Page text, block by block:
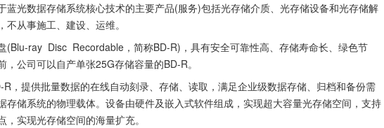
蓝光数据存储系统核心技术的主要产品(服务)包括光存储介质、光存储设备和光存储解
从事施工、建设、运维。
(Blu-ray  Disc  Recordable，简称BD-R)，具有安全可靠性高、存储寿命长、绿色节
公司可以自产单张25G存储容量的BD-R。
，提供批量数据的在线自动刻录、存储、读取，满足企业级数据存储、归档和备份需
存储系统的物理载体。设备由硬件及嵌入式软件组成，实现超大容量光存储空间，支持
实现光存储空间的海量扩充。